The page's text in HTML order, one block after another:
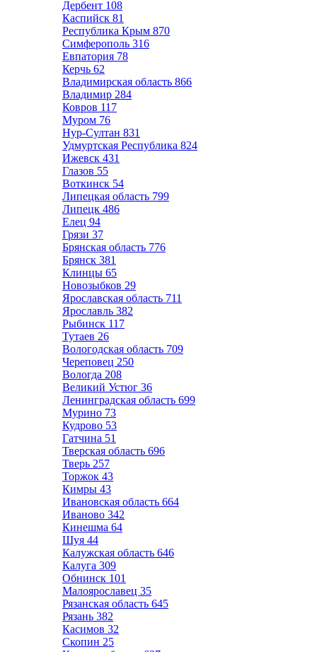
Дербент 108
Каспийск 81
Республика Крым 870
Симферополь 316
Евпатория 78
Керчь 62
Владимирская область 866
Владимир 284
Ковров 117
Муром 76
Нур-Султан 831
Удмуртская Республика 824
Ижевск 431
Глазов 55
Воткинск 54
Липецкая область 799
Липецк 486
Елец 94
Грязи 37
Брянская область 776
Брянск 381
Клинцы 65
Новозыбков 29
Ярославская область 711
Ярославль 382
Рыбинск 117
Тутаев 26
Вологодская область 709
Череповец 250
Вологда 208
Великий Устюг 36
Ленинградская область 699
Мурино 73
Кудрово 53
Гатчина 51
Тверская область 696
Тверь 257
Торжок 43
Кимры 43
Ивановская область 664
Иваново 342
Кинешма 64
Шуя 44
Калужская область 646
Калуга 309
Обнинск 101
Малоярославец 35
Рязанская область 645
Рязань 382
Касимов 32
Скопин 25